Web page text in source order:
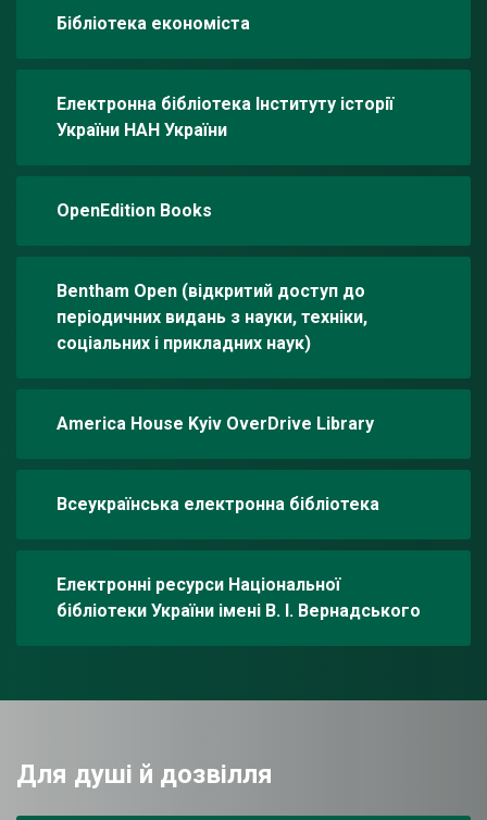
Бібліотека економіста
Електронна бібліотека Інституту історії
України НАН України
OpenEdition Books
Bentham Open (відкритий доступ до
періодичних видань з науки, техніки,
соціальних і прикладних наук)
America House Kyiv OverDrive Library
Всеукраїнська електронна бібліотека
Електронні ресурси Національної
бібліотеки України імені В. І. Вернадського
Для душі й дозвілля